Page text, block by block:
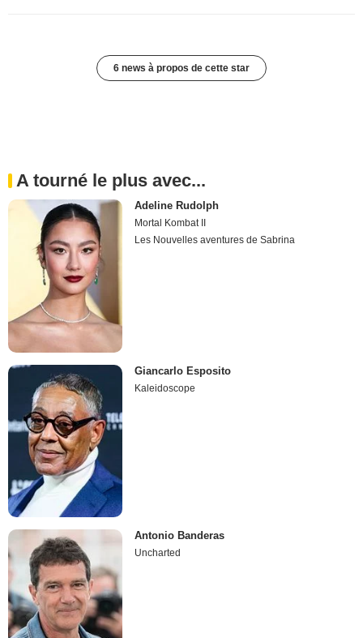
6 news à propos de cette star
A tourné le plus avec...
Adeline Rudolph
Mortal Kombat II
Les Nouvelles aventures de Sabrina
Giancarlo Esposito
Kaleidoscope
Antonio Banderas
Uncharted